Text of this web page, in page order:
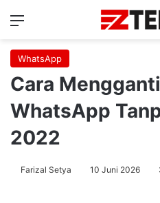
Menu
WhatsApp
Cara
WhatsApp
2022
Farizal Setya 10 Juni 2026